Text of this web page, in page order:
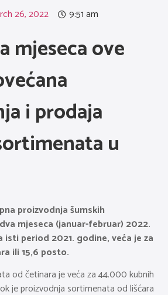
26, 2022 9:51 am
mjeseca ove
i prodaja
u
proizvodnja šumskih
mjeseca (januar-februar) 2022.
isti period 2021. godine, veća je za
ili 15,6 posto.
od četinara je veća za 44.000 kubnih
je proizvodnja sortimenata od lišćara